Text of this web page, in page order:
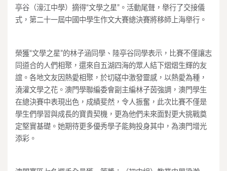
亭谷（濠江中學）摘得“文學之星”。活動尾聲，舉行了交接儀
式，第二十一屆中國中學生作文大賽總決賽將移師上海舉行。
榮獲“文學之星”的林子涵同學、陸亭谷同學表示，比賽不僅讓志
同道合的人們相聚，還來自五湖四海的眾人結下熠熠生輝的友
誼。各地文友因熱愛相聚，於切磋中激發靈感，以熱愛為種，
澆灌文學之花。澳門學聯編委會副主編林子茵強調，澳門學生
在總決賽中表現出色，成績斐然，令人振奮，此次比賽不僅是
學生們學習與成長的寶貴契機，更為他們未來面對更大挑戰奠
定堅實基礎。她期待更多優秀學子能夠投身其中，為澳門增光
添彩。